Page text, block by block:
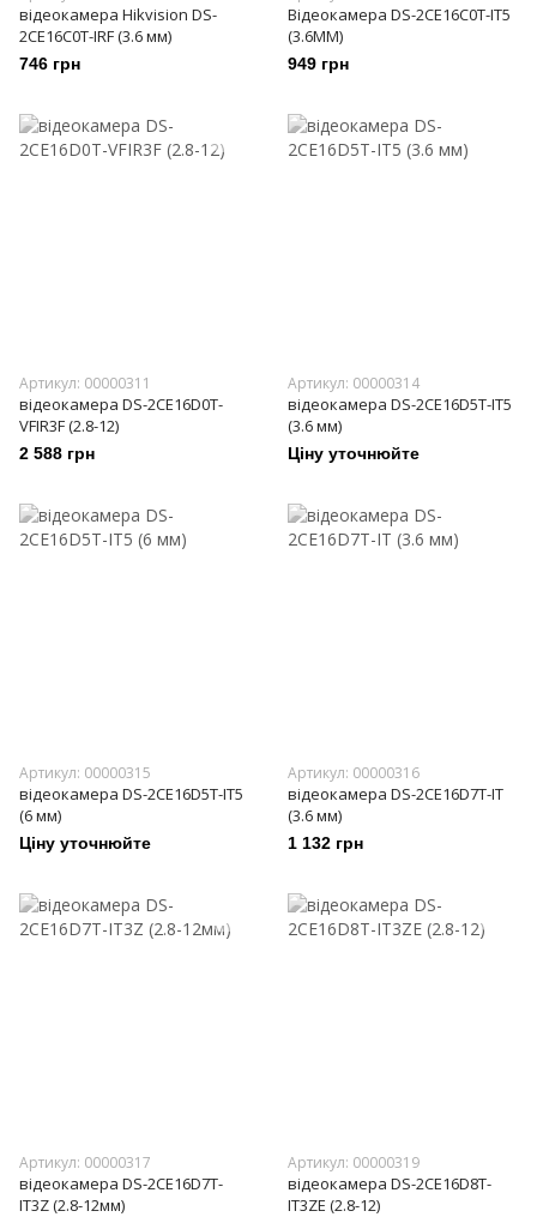
відеокамера Hikvision DS-
2CE16C0T-IRF (3.6 мм)
746 грн
Відеокамера DS-2CE16C0T-IT5
(3.6MM)
949 грн
Артикул: 00000311
відеокамера DS-2CE16D0T-
VFIR3F (2.8-12)
2 588 грн
Артикул: 00000314
відеокамера DS-2CE16D5T-IT5
(3.6 мм)
Ціну уточнюйте
Артикул: 00000315
відеокамера DS-2CE16D5T-IT5
(6 мм)
Ціну уточнюйте
Артикул: 00000316
відеокамера DS-2CE16D7T-IT
(3.6 мм)
1 132 грн
Артикул: 00000317
відеокамера DS-2CE16D7T-
IT3Z (2.8-12мм)
Артикул: 00000319
відеокамера DS-2CE16D8T-
IT3ZE (2.8-12)